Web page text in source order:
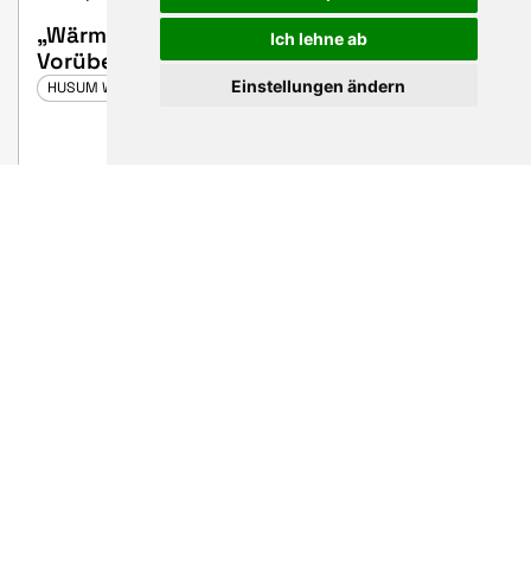
Ich lehne ab
Einstellungen ändern
„Wärmeplanung: Von den
Vorüberlegungen zur erfolgreichen
Umsetzung“
HUSUM WIND 2025